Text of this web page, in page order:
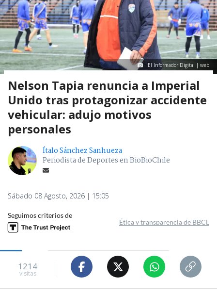
El Informador Digital | web
Nelson Tapia renuncia a Imperial
Unido tras protagonizar accidente
vehicular: adujo motivos
personales
Ítalo Sánchez Sanhueza
Periodista de Deportes en BioBioChile
Sábado 08 Agosto, 2026 | 15:05
Seguimos criterios de
Ética y transparencia de BBCL
1214
visitas